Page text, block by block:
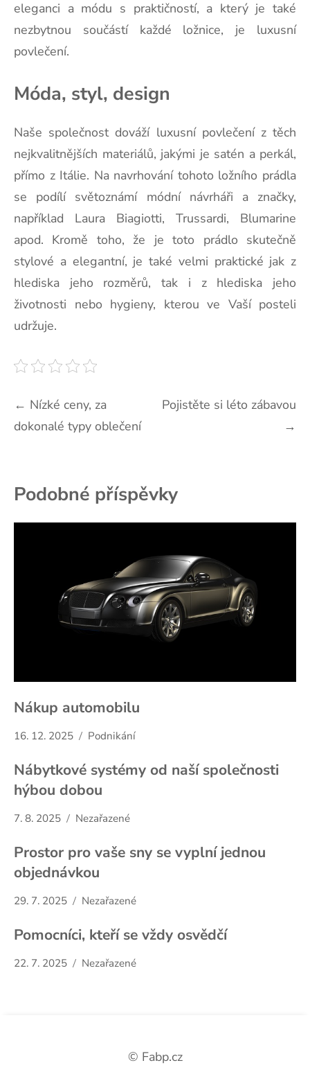
eleganci a módu s praktičností, a který je také
nezbytnou součástí každé ložnice, je luxusní
povlečení.
Móda, styl, design
Naše společnost dováží luxusní povlečeníz těch
nejkvalitnějších materiálů, jakými je satén a perkál,
přímo z Itálie. Na navrhování tohoto ložního prádla
se podílí světoznámí módní návrháři a značky,
například Laura Biagiotti, Trussardi, Blumarine
apod. Kromě toho, že je toto prádlo skutečně
stylové a elegantní, je také velmi praktické jak z
hlediska jeho rozměrů, tak i z hlediska jeho
životnosti nebo hygieny, kterou ve Vaší posteli
udržuje.
Navigace
pro
← Nízké ceny, za
dokonalé typy oblečení
Pojistěte si léto zábavou
→
Podobné příspěvky
Nákup automobilu
16. 12. 2025 Podnikání
Nábytkové systémy od naší společnosti
hýbou dobou
7. 8. 2025 Nezařazené
Prostor pro vaše sny se vyplní jednou
objednávkou
29. 7. 2025 Nezařazené
Pomocníci, kteří se vždy osvědčí
22. 7. 2025 Nezařazené
© Fabp.cz